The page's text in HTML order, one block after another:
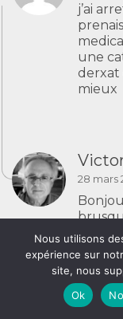
j’ai
une
derxat
mieux
28 mars
qui
gravité
Il faut
du
Nous utilisons
expérience sur
site, nous
Ok